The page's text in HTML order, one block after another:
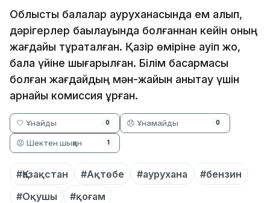
Облыстық балалар ауруханасында ем алып,
дәрігерлер бақылауында болғаннан кейін оның
жағдайы тұрақталған. Қазір өміріне қауіп жоқ,
бала үйіне шығарылған. Білім басқармасы
болған жағдайдың мән-жайын анықтау үшін
арнайы комиссия құрған.
🤍 Ұнайды 0 😞 Ұнамайды 0
😡 Шектен шыққан 1
#Қазақстан #Ақтөбе #аурухана
#бензин
#Оқушы
#қоғам